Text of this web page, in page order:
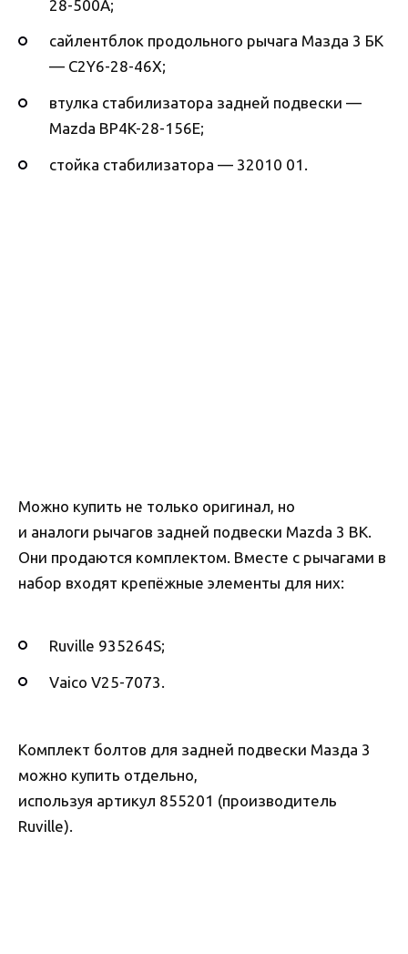
28-500A;
сайлентблок продольного рычага Мазда 3 БК
— C2Y6-28-46X;
втулка стабилизатора задней подвески —
Mazda BP4K-28-156E;
стойка стабилизатора — 32010 01.
Можно купить не только оригинал, но
и аналоги рычагов задней подвески Mazda 3 BK.
Они продаются комплектом. Вместе с рычагами в
набор входят крепёжные элементы для них:
Ruville 935264S;
Vaico V25-7073.
Комплект болтов для задней подвески Мазда 3
можно купить отдельно,
используя артикул 855201 (производитель
Ruville).